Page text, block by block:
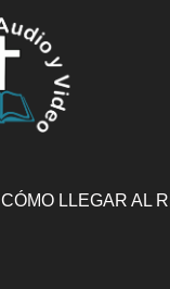
CÓMO LLEGAR AL